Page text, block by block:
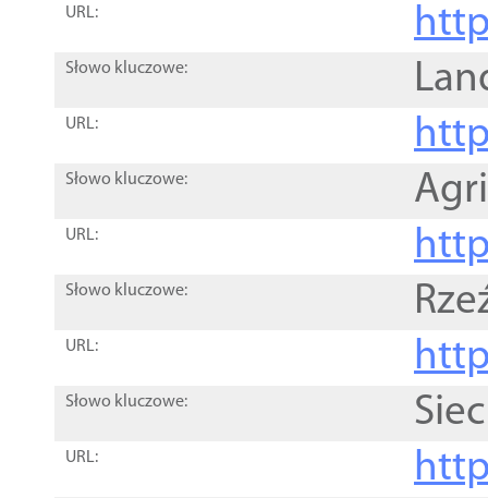
URL:
Słowo kluczowe:
URL:
Słowo kluczowe:
URL:
Słowo kluczowe:
URL:
Słowo kluczowe:
URL: